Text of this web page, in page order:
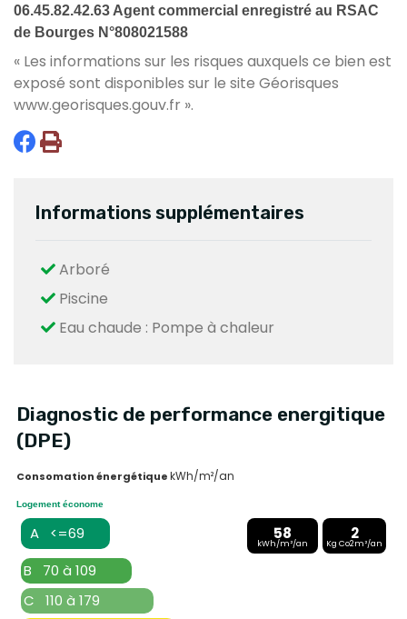
06.45.82.42.63 Agent commercial enregistré au RSAC
de Bourges N°808021588
« Les informations sur les risques auxquels ce bien est
exposé sont disponibles sur le site Géorisques
www.georisques.gouv.fr ».
Informations supplémentaires
Arboré
Piscine
Eau chaude : Pompe à chaleur
Diagnostic de performance energitique
(DPE)
Consomation énergétiquekWh/m²/an
Logement économe
A <=69 58
kWh/m²/an
2
Kg Co2m²/an
B 70 à 109
C 110 à 179